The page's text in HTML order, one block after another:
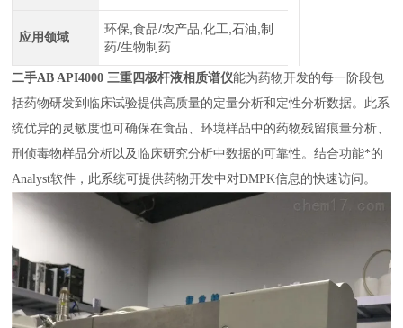
应用领域
环保,食品/农产品,化工,石油,制
药/生物制药
二手AB API4000 三重四极杆液相质谱仪能为药物开发的每一阶段包
括药物研发到临床试验提供高质量的定量分析和定性分析数据。此系
统优异的灵敏度也可确保在食品、环境样品中的药物残留痕量分析、
刑侦毒物样品分析以及临床研究分析中数据的可靠性。结合功能*的
Analyst软件，此系统可提供药物开发中对DMPK信息的快速访问。